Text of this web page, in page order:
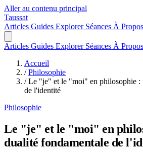
Aller au contenu principal
Taussat
Articles Guides Explorer Séances À Propos
Articles Guides Explorer Séances À Propos
Accueil
/ Philosophie
/ Le "je" et le "moi" en philosophie :
de l'identité
Philosophie
Le "je" et le "moi" en
dualité fondamentale de